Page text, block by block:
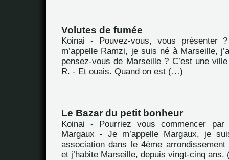
Volutes de fumée
Koinai - Pouvez-vous, vous présenter
m’appelle Ramzi, je suis né à Marseille,
pensez-vous de Marseille ? C’est une
R. - Et ouais. Quand on est (…)
Le Bazar du petit bonheur
Koinai - Pourriez vous commencer
Margaux - Je m’appelle Margaux, je
association dans le 4ème arrondissement
et j’habite Marseille, depuis vingt-cinq